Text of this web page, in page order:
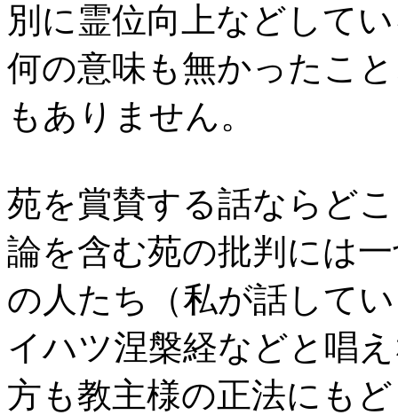
別に霊位向上などして
何の意味も無かったこ
もありません。
苑を賞賛する話ならど
論を含む苑の批判には
の人たち（私が話して
イハツ涅槃経などと唱
方も教主様の正法にも